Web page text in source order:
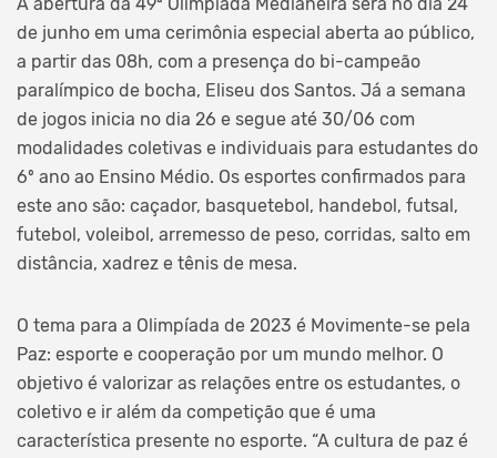
A abertura da 49ª Olimpíada Medianeira será no dia 24
de junho em uma cerimônia especial aberta ao público,
a partir das 08h, com a presença do bi-campeão
paralímpico de bocha, Eliseu dos Santos. Já a semana
de jogos inicia no dia 26 e segue até 30/06 com
modalidades coletivas e individuais para estudantes do
6º ano ao Ensino Médio. Os esportes confirmados para
este ano são: caçador, basquetebol, handebol, futsal,
futebol, voleibol, arremesso de peso, corridas, salto em
distância, xadrez e tênis de mesa.
O tema para a Olimpíada de 2023 é Movimente-se pela
Paz: esporte e cooperação por um mundo melhor. O
objetivo é valorizar as relações entre os estudantes, o
coletivo e ir além da competição que é uma
característica presente no esporte. “A cultura de paz é